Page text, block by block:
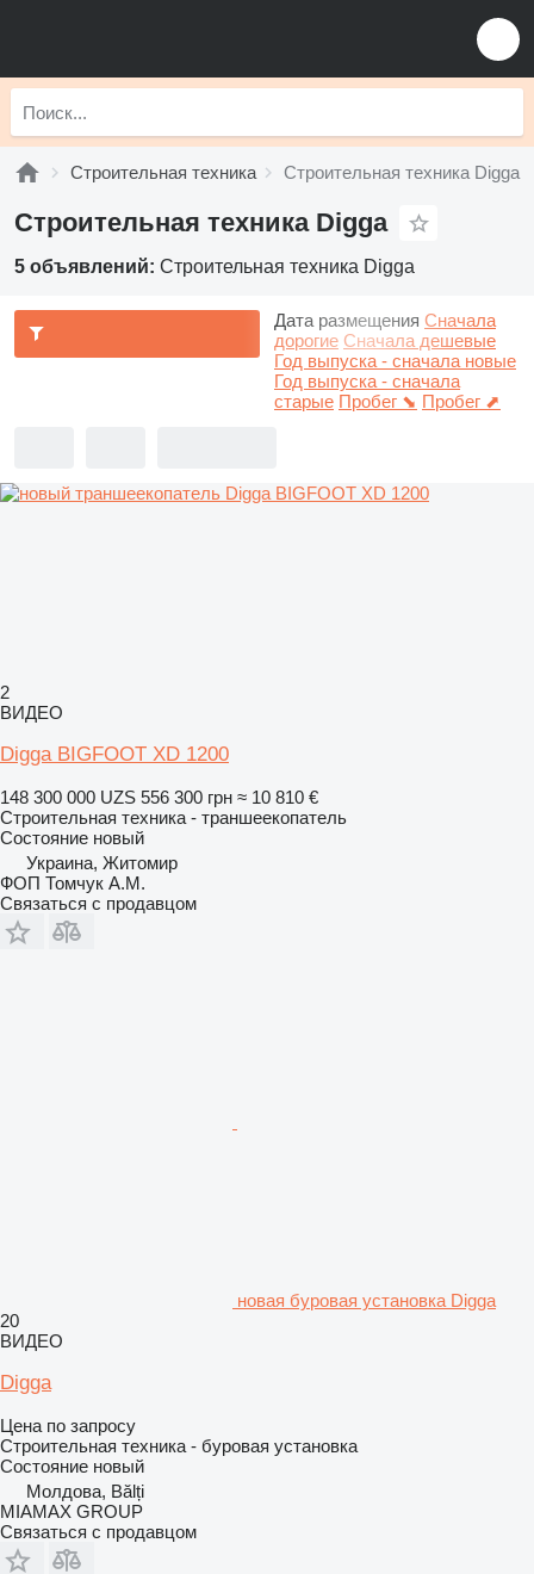
Строительная техника Строительная техника Digga
Строительная техника Digga
5 объявлений: Строительная техника Digga
Дата размещения Сначала
дорогие Сначала дешевые
Год выпуска - сначала новые
Год выпуска - сначала
старые Пробег ⬊ Пробег ⬈
2
ВИДЕО
Digga BIGFOOT XD 1200
148 300 000 UZS 556 300 грн ≈ 10 810 €
Строительная техника - траншеекопатель
Состояние новый
Украина, Житомир
ФОП Томчук А.М.
Связаться с продавцом
новая буровая установка Digga
20
ВИДЕО
Digga
Цена по запросу
Строительная техника - буровая установка
Состояние новый
Молдова, Bălți
MIAMAX GROUP
Связаться с продавцом